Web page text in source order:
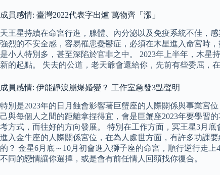
成員感情: 臺灣2022代表字出爐 萬物齊「漲」
天王星持續在命宮行進，腺體、內分泌以及免疫系統不佳，
強烈的不安全感，容易罹患憂鬱症，必須在木星進入命宮時
是小人特別多，甚至深陷於官非之中。 2023年上半年，木星
新的起點。 失去的公道，老天爺會還給你，先前有些委屈，
成員感情: 伊能靜淚崩爆婚變？ 工作室急發3點聲明
特別是2023年的日月蝕會影響著巨蟹座的人際關係與事業宮
己與每個人之間的距離拿捏得宜，會是巨蟹座2023年要學習
考方式，而往好的方向發展。 特別在工作方面，冥王星3月
進入金牛座的人際關係宮位，在為人處世方面，有許多功課
的？ 金星6月底～10月初會進入獅子座的命宮，順行逆行走
不同的戀情讓你選擇，或是會有前任情人回頭找你復合。